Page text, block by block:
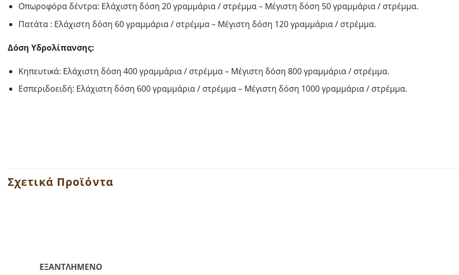
Οπωροφόρα δέντρα: Ελάχιστη δόση 20 γραμμάρια / στρέμμα – Μέγιστη δόση 50 γραμμάρια / στρέμμα.
Πατάτα : Ελάχιστη δόση 60 γραμμάρια / στρέμμα – Μέγιστη δόση 120 γραμμάρια / στρέμμα.
Δόση Υδρολίπανσης:
Κηπευτικά: Ελάχιστη δόση 400 γραμμάρια / στρέμμα – Μέγιστη δόση 800 γραμμάρια / στρέμμα.
Εσπεριδοειδή: Ελάχιστη δόση 600 γραμμάρια / στρέμμα – Μέγιστη δόση 1000 γραμμάρια / στρέμμα.
Σχετικά Προϊόντα
ΕΞΑΝΤΛΗΜΈΝΟ